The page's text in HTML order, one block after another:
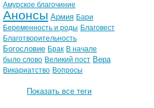
Амурское благочиние
Анонсы Армия Бари
Беременность и роды Благовест
Благотворительность
Богословие Брак В начале
было слово Великий пост Вера
Викариатство Вопросы
Показать все теги